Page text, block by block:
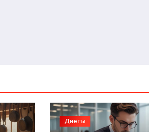
Диеты